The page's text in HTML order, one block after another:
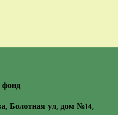
фонд
Болотная ул, дом №14,